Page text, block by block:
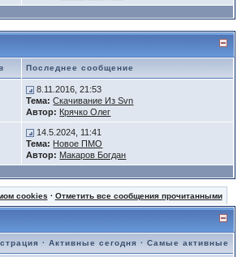
Последнее сообщение
8.11.2016, 21:53
Тема: Скачивание Из Svn
Автор: Крячко Олег
14.5.2024, 11:41
Тема: Новое ПМО
Автор: Макаров Богдан
cookies · Отметить все сообщения прочитанными
·Активные сегодня ·Самые активные